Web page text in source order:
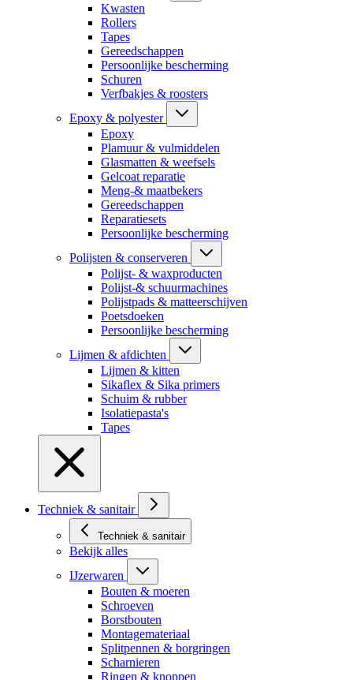
Kwasten
Rollers
Tapes
Gereedschappen
Persoonlijke bescherming
Schuren
Verfbakjes & roosters
Epoxy & polyester
Epoxy
Plamuur & vulmiddelen
Glasmatten & weefsels
Gelcoat reparatie
Meng-& maatbekers
Gereedschappen
Reparatiesets
Persoonlijke bescherming
Polijsten & conserveren
Polijst- & waxproducten
Polijst-& schuurmachines
Polijstpads & matteerschijven
Poetsdoeken
Persoonlijke bescherming
Lijmen & afdichten
Lijmen & kitten
Sikaflex & Sika primers
Schuim & rubber
Isolatiepasta's
Tapes
Techniek & sanitair
Techniek & sanitair
Bekijk alles
IJzerwaren
Bouten & moeren
Schroeven
Borstbouten
Montagemateriaal
Splitpennen & borgringen
Scharnieren
Ringen & knoppen